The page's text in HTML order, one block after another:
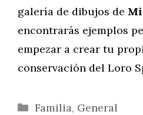
galería de dibujos de
encontrarás ejemplos
empezar a crear tu
conservación del Loro
Categorías
Familia, General